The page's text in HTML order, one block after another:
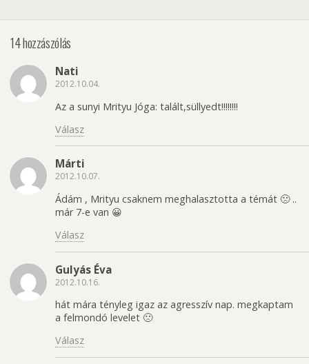
14 hozzászólás
Nati
2012.10.04.
Az a sunyi Mrityu Jóga: talált,süllyedt!!!!!!!!
Válasz
Márti
2012.10.07.
Ádám , Mrityu csaknem meghalasztotta a témát 🙁 ..
már 7-e van 😀
Válasz
Gulyás Éva
2012.10.16.
hát mára tényleg igaz az agresszív nap. megkaptam
a felmondó levelet 🙁
Válasz